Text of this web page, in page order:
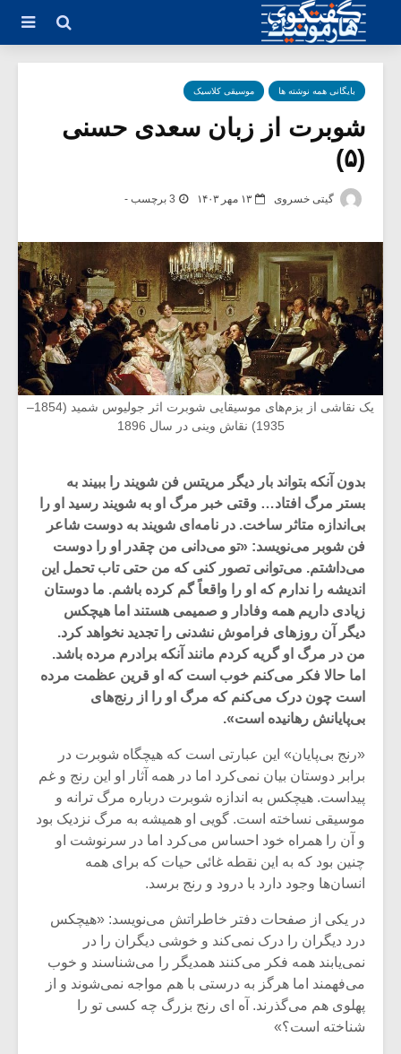
بایگانی همه نوشته ها موسیقی کلاسیک
شوبرت از زبان سعدی حسنی
(۵)
گیتی خسروی ۱۳ مهر ۱۴۰۳ 3 برچسب -
یک نقاشی از بزم‌های موسیقایی شوبرت اثر جوليوس شميد (1854–
1935) نقاش وینی در سال 1896
بدون آنکه بتواند بار دیگر مریتس فن شویند را ببیند به
بستر مرگ افتاد… وقتی خبر مرگ او به شویند رسید او را
بی‌اندازه متاثر ساخت. در نامه‌ای شویند به دوست شاعر
فن شوبر می‌نویسد: «تو می‌دانی من چقدر او را دوست
می‌داشتم. می‌توانی تصور کنی که من حتی تاب تحمل این
اندیشه را ندارم که او را واقعاً گم کرده باشم. ما دوستان
زیادی داریم همه وفادار و صمیمی هستند اما هیچکس
دیگر آن روزهای فراموش نشدنی را تجدید نخواهد کرد.
من در مرگ او گریه کردم مانند آنکه برادرم مرده باشد.
اما حالا فکر می‌کنم خوب است که او قرین عظمت مرده
است چون درک می‌کنم که مرگ او را از رنج‌های
بی‌پایانش رهانیده است».
«رنج بی‌پایان» این عبارتی است که هیچگاه شوبرت در
برابر دوستان بیان نمی‌کرد اما در همه آثار او این رنج و غم
پیداست. هیچکس به اندازه شوبرت درباره مرگ ترانه و
موسیقی نساخته است. گویی او همیشه به مرگ نزدیک بود
و آن را همراه خود احساس می‌کرد اما در سرنوشت او
چنین بود که به این نقطه غائی حیات که برای همه
انسان‌ها وجود دارد با درود و رنج برسد.
در یکی از صفحات دفتر خاطراتش می‌نویسد: «هیچکس
درد دیگران را درک نمی‌کند و خوشی دیگران را در
نمی‌یابند همه فکر می‌کنند همدیگر را می‌شناسند و خوب
می‌فهمند اما هرگز به درستی با هم مواجه نمی‌شوند و از
پهلوی هم می‌گذرند. آه ای رنج بزرگ چه کسی تو را
شناخته است؟»